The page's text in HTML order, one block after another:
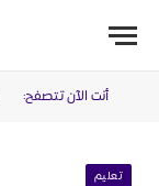
أنت الآن تتصفح:
تعليم